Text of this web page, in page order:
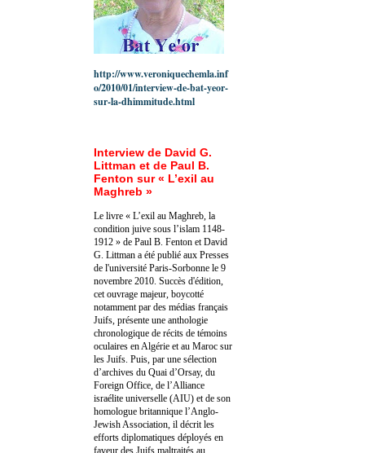
http://www.veroniquechemla.inf
o/2010/01/interview-de-bat-yeor-
sur-la-dhimmitude.html
Interview de David G.
Littman et de Paul B.
Fenton sur « L’exil au
Maghreb »
Le livre « L’exil au Maghreb, la
condition juive sous l’islam 1148-
1912 » de Paul B. Fenton et David
G. Littman a été publié aux Presses
de l'université Paris-Sorbonne le 9
novembre 2010. Succès d'édition,
cet ouvrage majeur, boycotté
notamment par des médias français
Juifs, présente une anthologie
chronologique de récits de témoins
oculaires en Algérie et au Maroc sur
les Juifs. Puis, par une sélection
d’archives du Quai d’Orsay, du
Foreign Office, de l’Alliance
israélite universelle (AIU) et de son
homologue britannique l’Anglo-
Jewish Association, il décrit les
efforts diplomatiques déployés en
faveur des Juifs maltraités au